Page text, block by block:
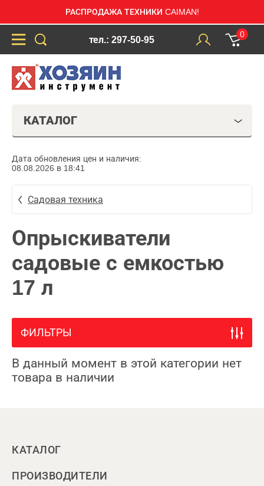
РАСПРОДАЖА ТЕХНИКИ CAIMAN!
тел.: 297-50-95
0
КАТАЛОГ
Дата обновления цен и наличия:
08.08.2026 в 18:41
Садовая техника
Опрыскиватели
садовые с емкостью
17 л
ФИЛЬТРЫ
В данный момент в этой категории нет
товара в наличии
КАТАЛОГ
ПРОИЗВОДИТЕЛИ